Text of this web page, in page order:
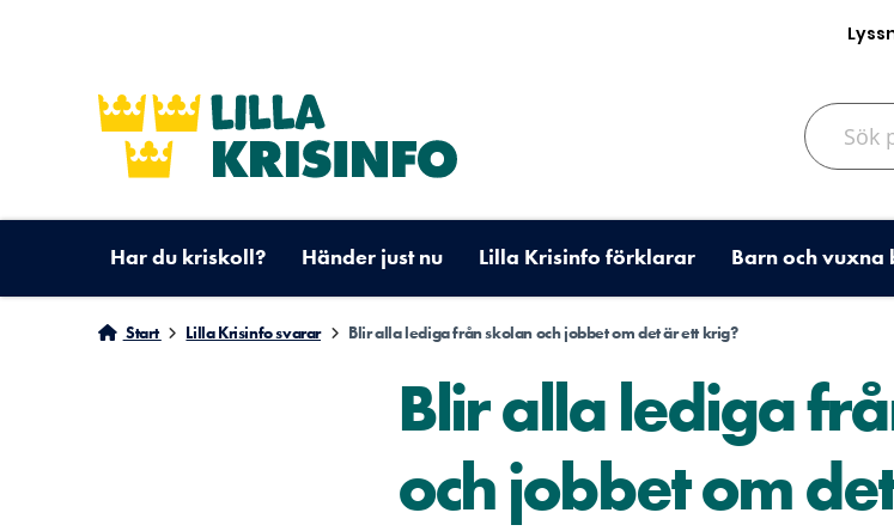
Sök på
Har du kriskoll? Händer just nu Lilla Krisinfo förklarar Barn och vuxna
Start Lilla Krisinfo svarar Blir alla lediga från skolan och jobbet om det är ett krig?
Blir alla lediga
och jobbet om